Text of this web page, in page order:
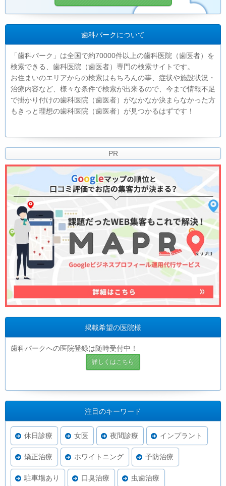
歯科パークについて
「歯科パーク」は全国で約70000件以上の歯科医院（歯医者）を
検索できる、歯科医院（歯医者）専門の検索サイトです。
お住まいのエリアからの検索はもちろんの事、症状や施設状況・
治療内容など、様々な条件で検索が出来るので、今まで情報不足
で掛かり付けの歯科医院（歯医者）がなかなか決まらなかった方
もきっと理想の歯科医院（歯医者）が見つかるはずです！
PR
掲載希望の医院様
歯科パークへの医院登録は随時受付中！
詳しくはこちら
注目のキーワード
休日診療 女医 夜間診療 インプラント
矯正治療 ホワイトニング 予防治療
駐車場あり 口臭治療 虫歯治療